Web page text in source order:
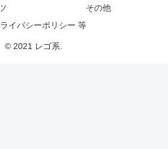
その他
イバシーポリシー 等
© 2021 レゴ系.